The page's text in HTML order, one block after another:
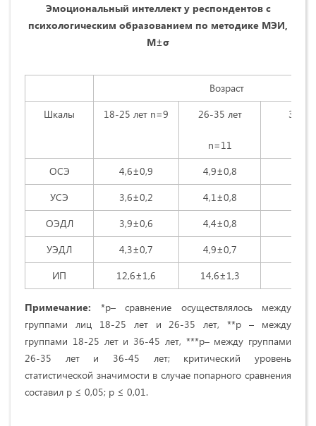
Эмоциональный интеллект у респондентов с
психологическим образованием по методике МЭИ,
М±σ
Возраст
Шкалы
18-25 лет n=9 26-35 лет
n=11
36-
ОСЭ
4,6±0,9 4,9±0,8
УСЭ
3,6±0,2 4,1±0,8
ОЭДЛ
3,9±0,6 4,4±0,8
УЭДЛ
4,3±0,7 4,9±0,7
ИП
12,6±1,6 14,6±1,3
Примечание: *р– сравнение осуществлялось между
группами лиц 18-25 лет и 26-35 лет, **р – между
группами 18-25 лет и 36-45 лет, ***р– между группами
26-35 лет и 36-45 лет; критический уровень
статистической значимости в случае попарного сравнения
составил р ≤ 0,05; р ≤ 0,01.